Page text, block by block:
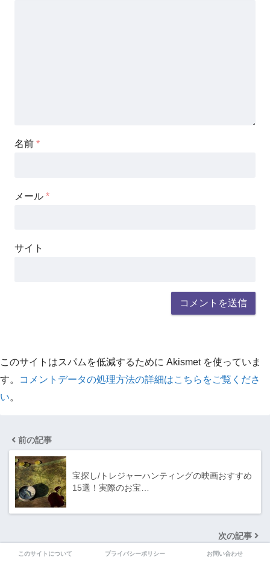
名前 *
メール *
サイト
このサイトはスパムを低減するために Akismet を使っていま
す。
コメントデータの処理方法の詳細はこちらをご覧くださ
い。
前の記事
宝探し/トレジャーハンティングの映画おすすめ
15選！実際のお宝…
次の記事
このサイトについて プライバシーポリシー お問い合わせ